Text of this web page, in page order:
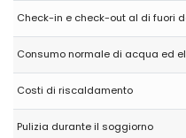
- 7,3
- Ottobre 2024 - Paesi Bassi :
(Testo originale)
HET IS EEN SUPER HUIS VOOR
AANWEZIG , GENOEG SERVIES,
Check-in e check-out al di fuori
Consumo normale di acqua ed
Costi di riscaldamento
Pulizia durante il soggiorno